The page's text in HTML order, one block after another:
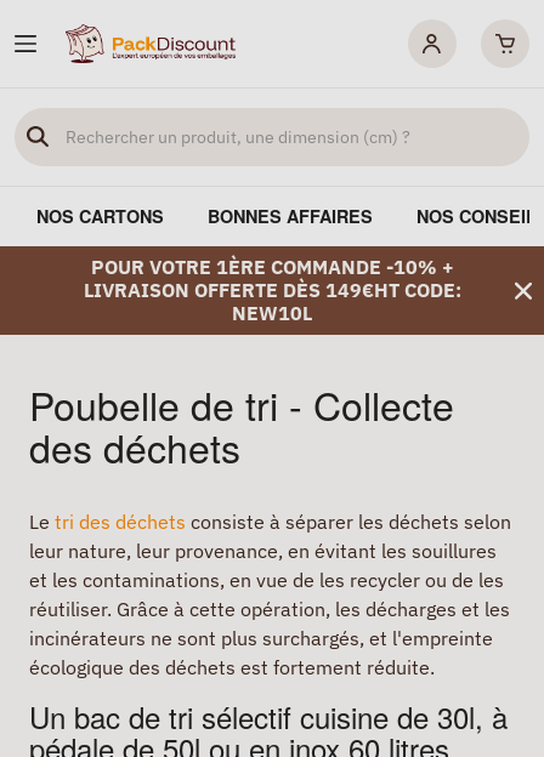
NOS CARTONS BONNES AFFAIRES NOS
POUR VOTRE 1ÈRE COMMANDE -10% +
LIVRAISON OFFERTE DÈS 149€HT CODE:
NEW10L
Poubelle de tri - Collecte
des déchets
Le tri des déchets consiste à séparer les déchets selon
leur nature, leur provenance, en évitant les souillures
et les contaminations, en vue de les recycler ou de les
réutiliser. Grâce à cette opération, les décharges et les
incinérateurs ne sont plus surchargés, et l'empreinte
écologique des déchets est fortement réduite.
Un bac de tri sélectif cuisine de 30l, à
pédale de 50l ou en inox 60 litres